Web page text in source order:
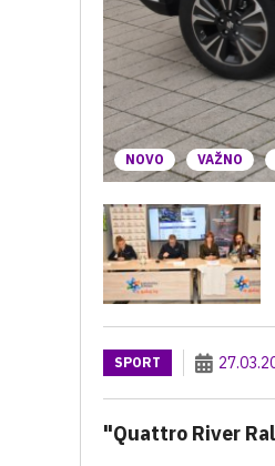
NOVO VAŽNO
SPORT
"Quattro River